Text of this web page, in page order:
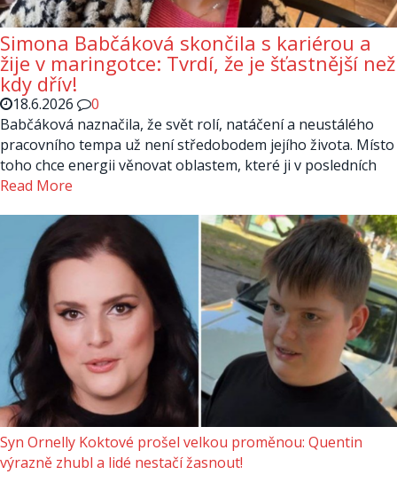
Simona Babčáková skončila s kariérou a
žije v maringotce: Tvrdí, že je šťastnější než
kdy dřív!
18.6.2026
0
Babčáková naznačila, že svět rolí, natáčení a neustálého
pracovního tempa už není středobodem jejího života. Místo
toho chce energii věnovat oblastem, které ji v posledních
Read More
Syn Ornelly Koktové prošel velkou proměnou: Quentin
výrazně zhubl a lidé nestačí žasnout!